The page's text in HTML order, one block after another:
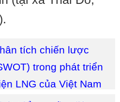
tích chiến lược
trong phát triển
LNG của Việt Nam